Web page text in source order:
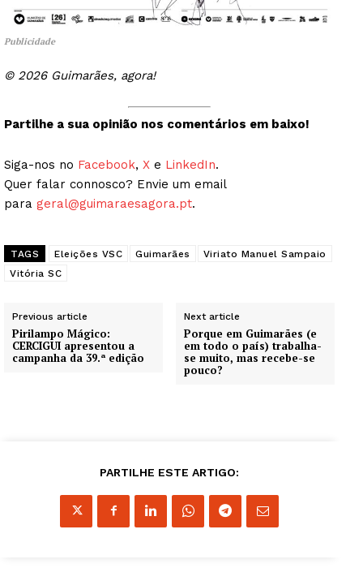
Institucional
Publicidade
© 2026 Guimarães, agora!
Partilhe a sua opinião nos comentários em baixo!
Siga-nos no Facebook, X e LinkedIn.
Quer falar connosco? Envie um email
para geral@guimaraesagora.pt.
TAGS Eleições VSC Guimarães
Viriato Manuel Sampaio
Vitória SC
Previous article
Pirilampo Mágico:
CERCIGUI apresentou a
campanha da 39.ª edição
Next article
Porque em Guimarães (e
em todo o país) trabalha-
se muito, mas recebe-se
pouco?
PARTILHE ESTE ARTIGO: